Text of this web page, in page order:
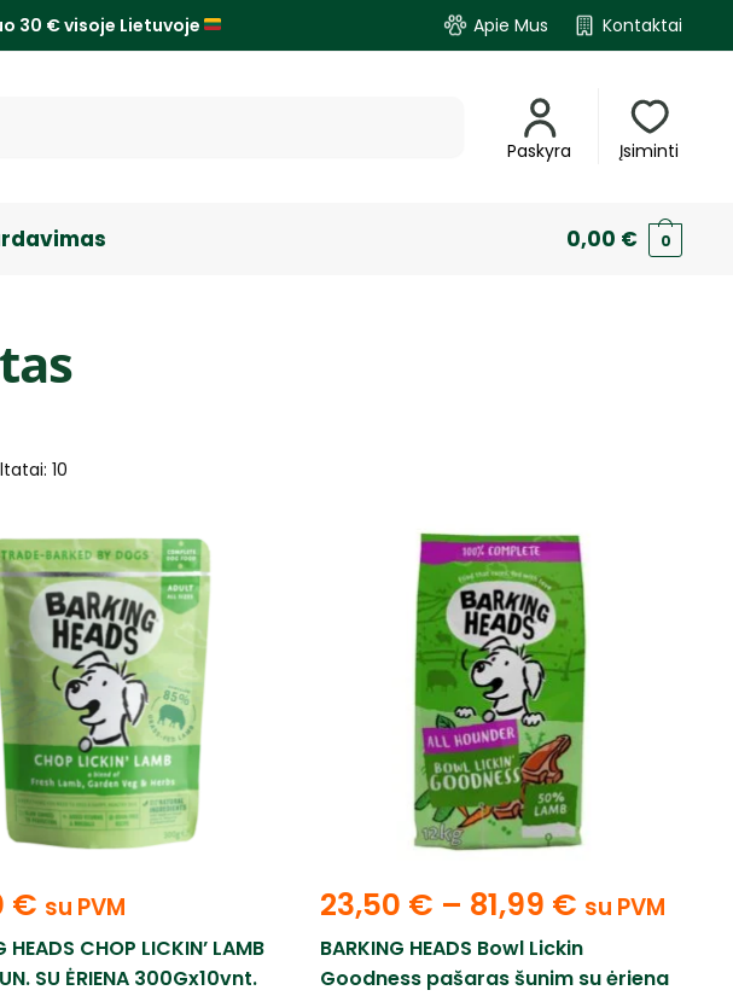
30 € visoje Lietuvoje Apie Mus Kontaktai
Paskyra Įsiminti
0,00 € 0
10
€ su PVM
HEADS CHOP LICKIN’ LAMB
SU ĖRIENA 300Gx10vnt.
23,50 € – 81,99 € su PVM
BARKING HEADS Bowl Lickin
Goodness pašaras šunim su ėriena